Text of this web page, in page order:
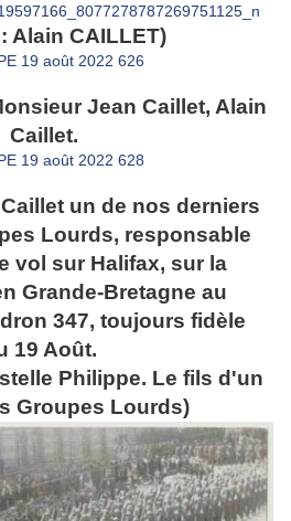
Alain CAILLET)
Jean Caillet, Alain
Caillet.
un de nos derniers
Lourds, responsable
vol sur Halifax, sur la
Grande-Bretagne au
347, toujours fidèle
19 Août.
Philippe. Le fils d'un
Groupes Lourds)